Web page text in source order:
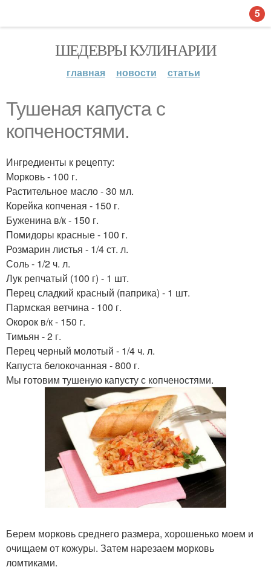
ШЕДЕВРЫ КУЛИНАРИИ
главная новости статьи
Тушеная капуста с
копченостями.
Ингредиенты к рецепту:
Морковь - 100 г.
Растительное масло - 30 мл.
Корейка копченая - 150 г.
Буженина в/к - 150 г.
Помидоры красные - 100 г.
Розмарин листья - 1/4 ст. л.
Соль - 1/2 ч. л.
Лук репчатый (100 г) - 1 шт.
Перец сладкий красный (паприка) - 1 шт.
Пармская ветчина - 100 г.
Окорок в/к - 150 г.
Тимьян - 2 г.
Перец черный молотый - 1/4 ч. л.
Капуста белокочанная - 800 г.
Мы готовим тушеную капусту с копченостями.
Берем морковь среднего размера, хорошенько моем и
очищаем от кожуры. Затем нарезаем морковь
ломтиками.
5